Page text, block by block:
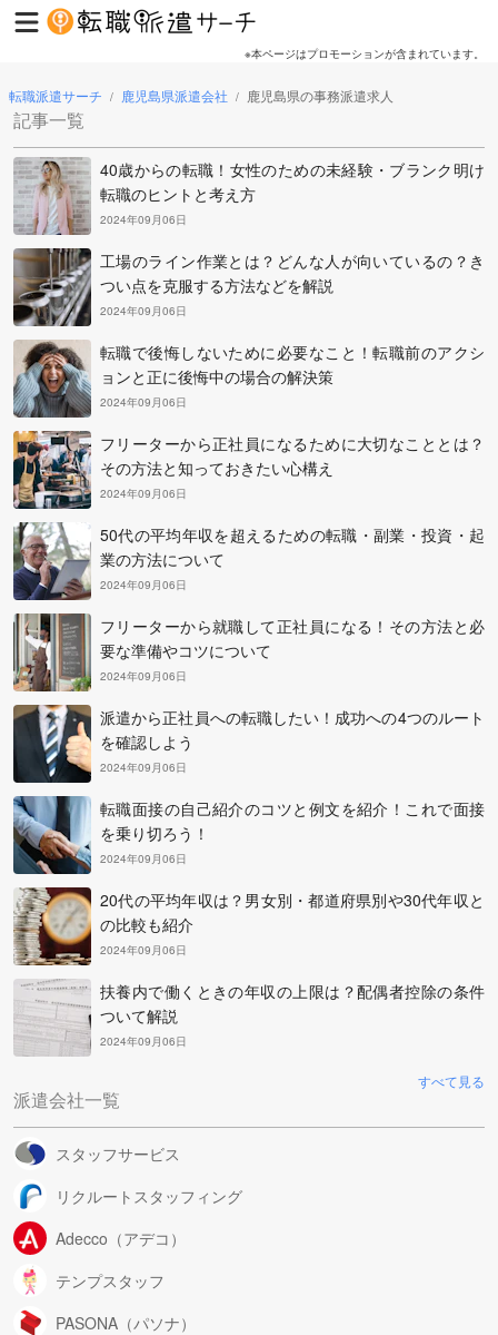
※本ページはプロモーションが含まれています。
転職派遣サーチ / 鹿児島県派遣会社 / 鹿児島県の事務派遣求人
記事一覧
40歳からの転職！女性のための未経験・ブランク明け
転職のヒントと考え方
2024年09月06日
工場のライン作業とは？どんな人が向いているの？き
つい点を克服する方法などを解説
2024年09月06日
転職で後悔しないために必要なこと！転職前のアクシ
ョンと正に後悔中の場合の解決策
2024年09月06日
フリーターから正社員になるために大切なこととは？
その方法と知っておきたい心構え
2024年09月06日
50代の平均年収を超えるための転職・副業・投資・起
業の方法について
2024年09月06日
フリーターから就職して正社員になる！その方法と必
要な準備やコツについて
2024年09月06日
派遣から正社員への転職したい！成功への4つのルート
を確認しよう
2024年09月06日
転職面接の自己紹介のコツと例文を紹介！これで面接
を乗り切ろう！
2024年09月06日
20代の平均年収は？男女別・都道府県別や30代年収と
の比較も紹介
2024年09月06日
扶養内で働くときの年収の上限は？配偶者控除の条件
ついて解説
2024年09月06日
すべて見る
派遣会社一覧
スタッフサービス
リクルートスタッフィング
Adecco（アデコ）
テンプスタッフ
PASONA（パソナ）